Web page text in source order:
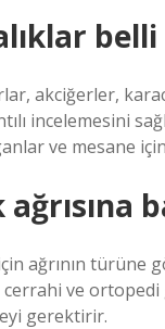
akciğerler,
incelemesini
ve mesane
ağrının türüne
ve
gerektirir.